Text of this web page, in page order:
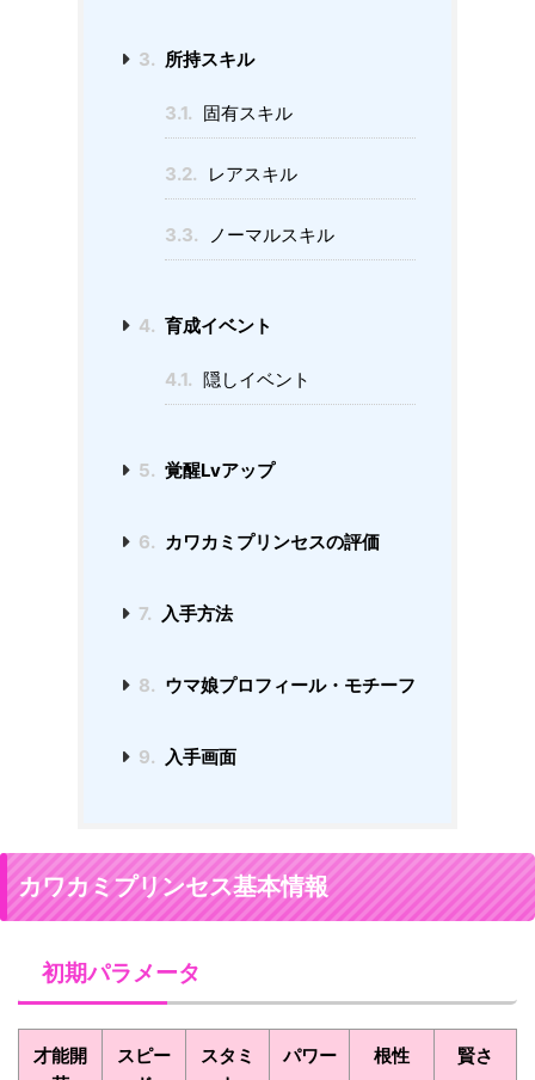
3. 所持スキル
3.1. 固有スキル
3.2. レアスキル
3.3. ノーマルスキル
4. 育成イベント
4.1. 隠しイベント
5. 覚醒Lvアップ
6. カワカミプリンセスの評価
7. 入手方法
8. ウマ娘プロフィール・モチーフ
9. 入手画面
カワカミプリンセス基本情報
初期パラメータ
才能開
スピー
スタミ
パワー 根性 賢さ